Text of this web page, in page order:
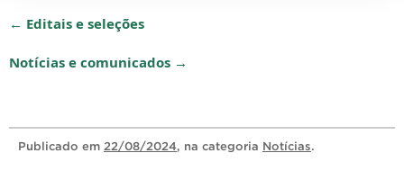
← Editais e seleções
Notícias e comunicados →
Publicado em 22/08/2024, na categoria Notícias.